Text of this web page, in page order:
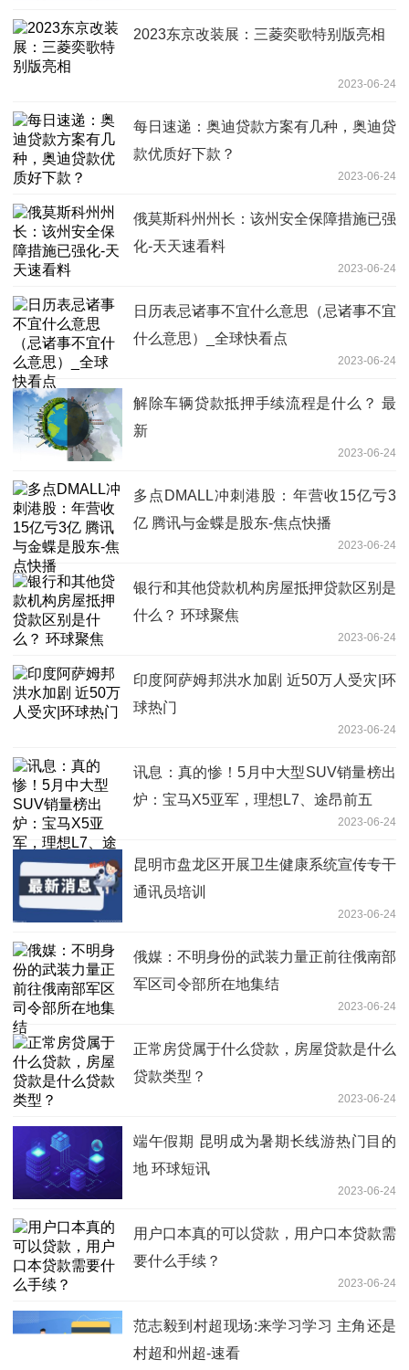
2023东京改装展：三菱奕歌特别版亮相
2023-06-24
每日速递：奥迪贷款方案有几种，奥迪贷
款优质好下款？
2023-06-24
俄莫斯科州州长：该州安全保障措施已强
化-天天速看料
2023-06-24
日历表忌诸事不宜什么意思（忌诸事不宜
什么意思）_全球快看点
2023-06-24
解除车辆贷款抵押手续流程是什么？ 最
新
2023-06-24
多点DMALL冲刺港股：年营收15亿亏3
亿 腾讯与金蝶是股东-焦点快播
2023-06-24
银行和其他贷款机构房屋抵押贷款区别是
什么？ 环球聚焦
2023-06-24
印度阿萨姆邦洪水加剧 近50万人受灾|环
球热门
2023-06-24
讯息：真的惨！5月中大型SUV销量榜出
炉：宝马X5亚军，理想L7、途昂前五
2023-06-24
昆明市盘龙区开展卫生健康系统宣传专干
通讯员培训
2023-06-24
俄媒：不明身份的武装力量正前往俄南部
军区司令部所在地集结
2023-06-24
正常房贷属于什么贷款，房屋贷款是什么
贷款类型？
2023-06-24
端午假期 昆明成为暑期长线游热门目的
地 环球短讯
2023-06-24
用户口本真的可以贷款，用户口本贷款需
要什么手续？
2023-06-24
范志毅到村超现场:来学习学习 主角还是
村超和州超-速看